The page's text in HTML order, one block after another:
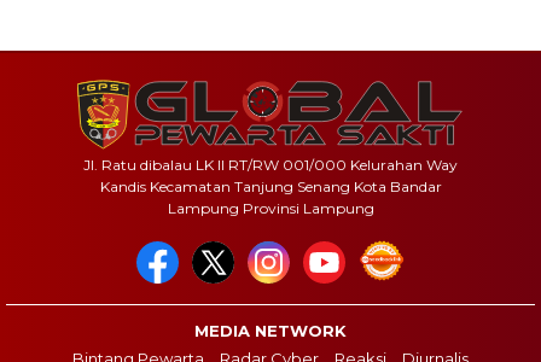
Jl. Ratu dibalau LK II RT/RW 001/000 Kelurahan Way
Kandis Kecamatan Tanjung Senang Kota Bandar
Lampung Provinsi Lampung
MEDIA NETWORK